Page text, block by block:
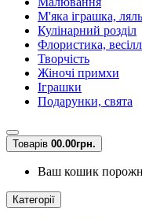
М'яка іграшка,
Кулінарний розділ
Флористика,
Творчість
Жіночі примхи
Іграшки
Подарунки, свята
Товарів 00.00грн.
Ваш кошик
Категорії